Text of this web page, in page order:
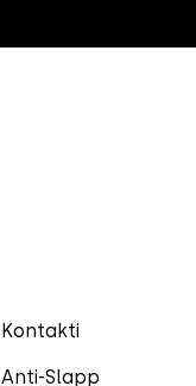
Kontakti
Anti-Slapp